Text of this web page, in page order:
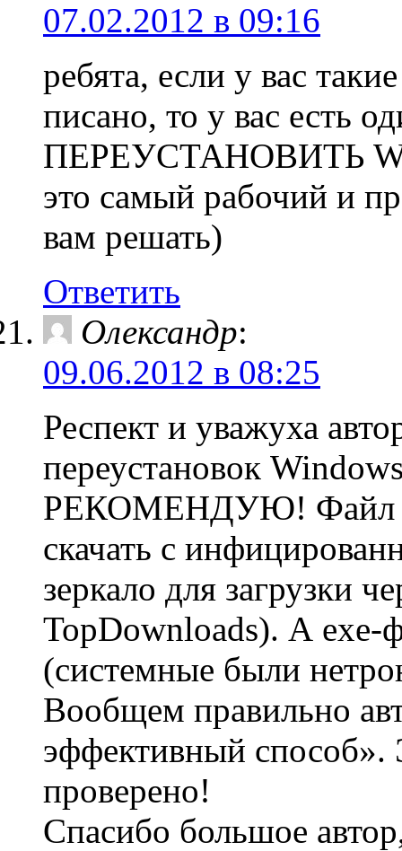
07.02.2012 в 09:16
ребята, если у вас
писано, то у вас
ПЕРЕУСТАНОВИТЬ
это самый рабочий и
вам решать)
Ответить
Олександр:
09.06.2012 в 08:25
Респект и уважуха
переустановок
РЕКОМЕНДУЮ! Файл
скачать с
зеркало для загрузки
TopDownloads). А exe-
(системные были
Вообщем правильно
эффективный способ».
проверено!
Спасибо большое